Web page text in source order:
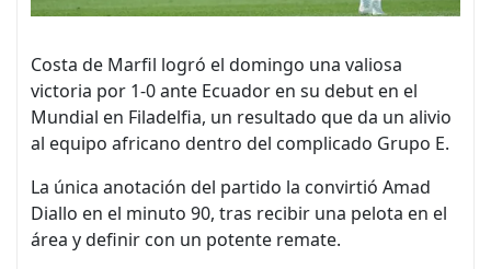
Costa ⁠de Marfil logró el domingo una valiosa
⁠victoria por 1-0 ante Ecuador en su debut en el
Mundial en Filadelfia, un resultado ⁠que da un alivio
⁠al equipo africano dentro del complicado Grupo E.
La única anotación del partido la convirtió Amad
Diallo en el minuto 90, tras recibir una pelota en el
área y definir con un potente remate.